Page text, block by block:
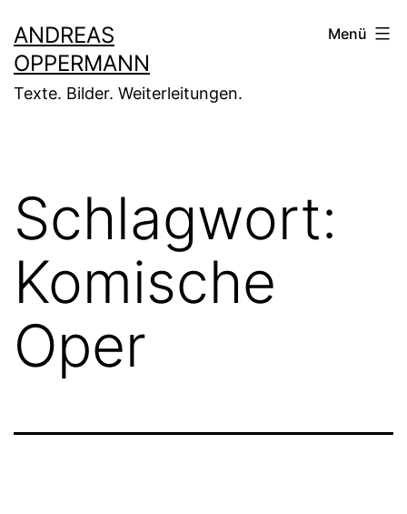
Inhalt
springen
ANDREAS
OPPERMANN
Texte. Bilder. Weiterleitungen.
Menü
Schlagwort:
Komische
Oper